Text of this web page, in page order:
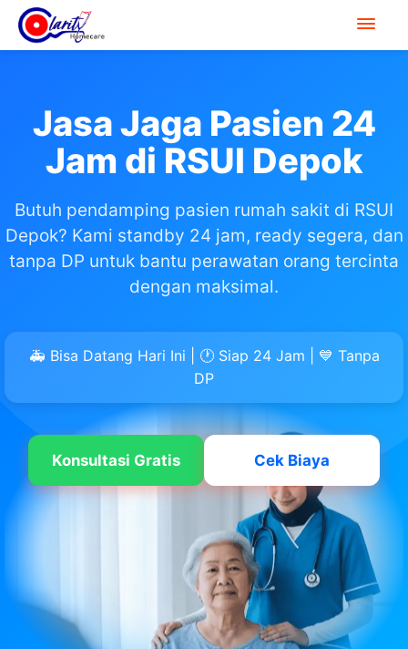
Jasa Jaga Pasien 24
Jam di RSUI Depok
Butuh pendamping pasien rumah sakit di RSUI
Depok? Kami standby 24 jam, ready segera, dan
tanpa DP untuk bantu perawatan orang tercinta
dengan maksimal.
🚑 Bisa Datang Hari Ini | 🕐 Siap 24 Jam | 💙 Tanpa
DP
Konsultasi Gratis Cek Biaya